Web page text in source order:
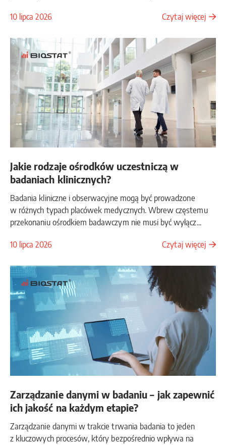
10 lipca 2026 Czytaj więcej
Jakie rodzaje ośrodków uczestniczą w
badaniach klinicznych?
Badania kliniczne i obserwacyjne mogą być prowadzone
w różnych typach placówek medycznych. Wbrew częstemu
przekonaniu ośrodkiem badawczym nie musi być wyłącz...
10 lipca 2026 Czytaj więcej
Zarządzanie danymi w badaniu – jak zapewnić
ich jakość na każdym etapie?
Zarządzanie danymi w trakcie trwania badania to jeden
z kluczowych procesów, który bezpośrednio wpływa na